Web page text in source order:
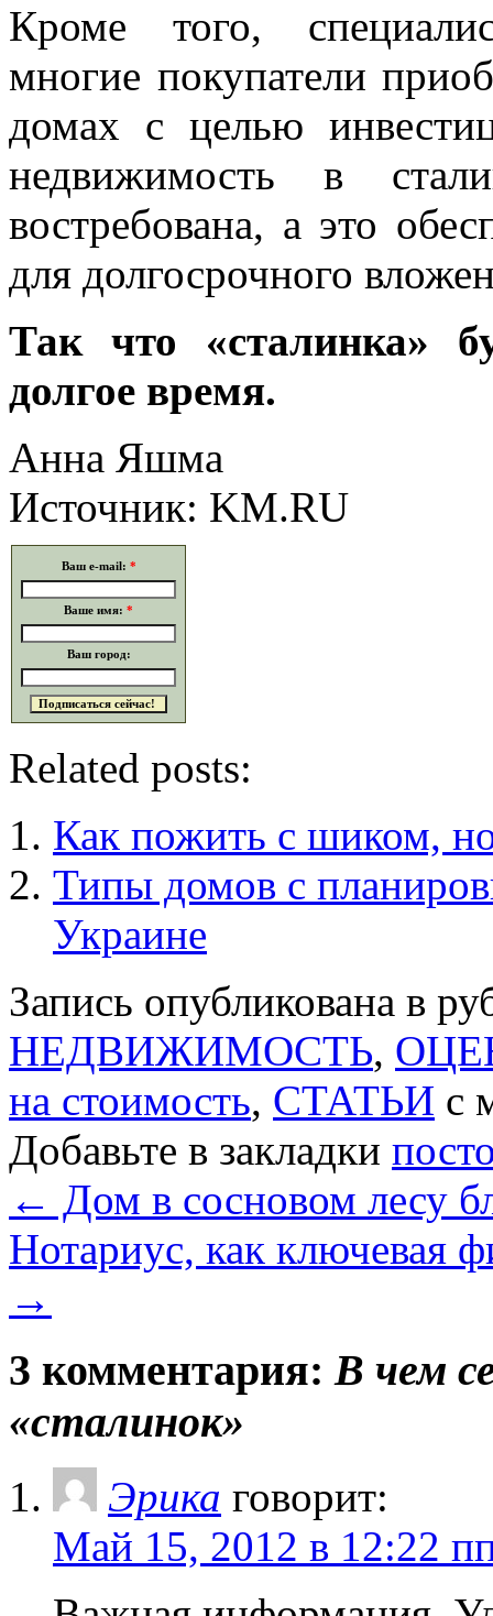
Кроме того,
многие покупатели
домах с целью
недвижимость в
востребована, а это
для долгосрочного
Так что «сталинка»
долгое время.
Анна Яшма
Источник: KM.RU
Ваш e-mail: *
Ваше имя: *
Ваш город:
Related posts:
Как пожить с шиком,
Типы домов с
Украине
Запись опубликована в
НЕДВИЖИМОСТЬ,
на стоимость, СТАТЬИ с
Добавьте в закладки
← Дом в сосновом лесу
Нотариус, как ключевая
→
3 комментария: В чем
«сталинок»
Эрика говорит:
Май 15, 2012 в 12:22